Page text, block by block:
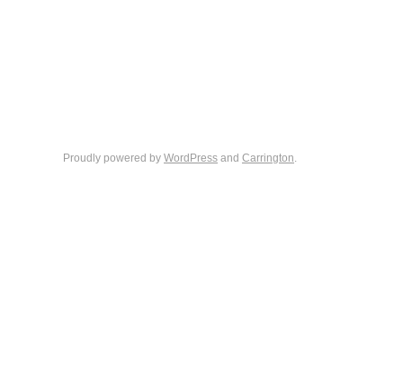
Proudly powered by WordPress and Carrington.